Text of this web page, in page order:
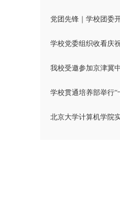
党团先锋｜学校团委
学校党委组织收看庆
我校受邀参加京津冀
学校贯通培养部举行
北京大学计算机学院